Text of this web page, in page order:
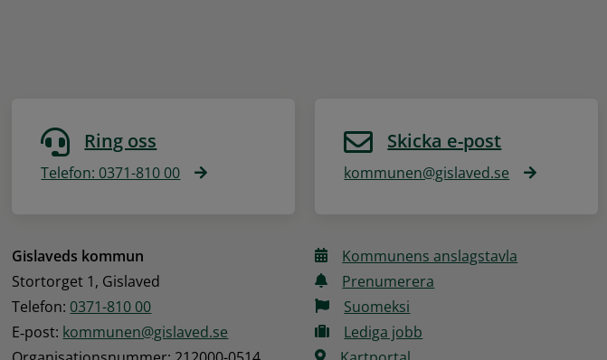
Ring oss
Telefon: 0371-810 00
Skicka e-post
kommunen@gislaved.se
Gislaveds kommun
Stortorget 1, Gislaved
Telefon: 0371-810 00
E‑post: kommunen@gislaved.se
Kommunens anslagstavla
Prenumerera
Suomeksi
Lediga jobb